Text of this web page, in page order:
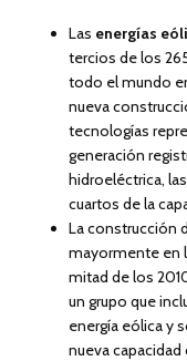
Las energías
tercios de los
todo el mundo
nueva
tecnologías
generación
hidroeléctrica,
cuartos de la
La construcción
mayormente en
mitad de los
un grupo que
energía eólica y
nueva capacidad